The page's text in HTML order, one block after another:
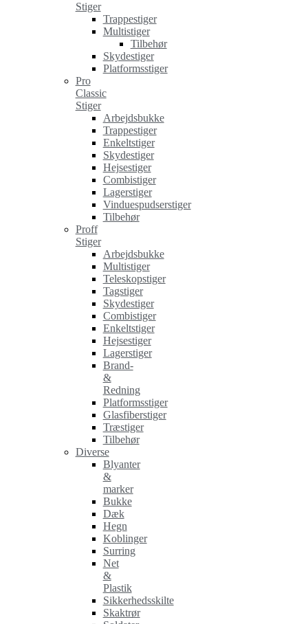
Stiger
Trappestiger
Multistiger
Tilbehør
Skydestiger
Platformsstiger
Pro
Classic
Stiger
Arbejdsbukke
Trappestiger
Enkeltstiger
Skydestiger
Hejsestiger
Combistiger
Lagerstiger
Vinduespudserstiger
Tilbehør
Proff
Stiger
Arbejdsbukke
Multistiger
Teleskopstiger
Tagstiger
Skydestiger
Combistiger
Enkeltstiger
Hejsestiger
Lagerstiger
Brand-
&
Redning
Platformsstiger
Glasfiberstiger
Træstiger
Tilbehør
Diverse
Blyanter
&
marker
Bukke
Dæk
Hegn
Koblinger
Surring
Net
&
Plastik
Sikkerhedsskilte
Skaktrør